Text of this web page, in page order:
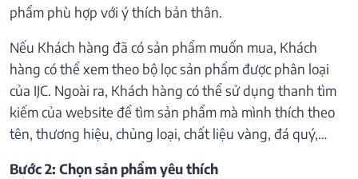
phẩm phù hợp với ý thích bản thân.
Nếu Khách hàng đã có sản phẩm muốn mua, Khách
hàng có thể xem theo bộ lọc sản phẩm được phân loại
của IJC. Ngoài ra, Khách hàng có thể sử dụng thanh tìm
kiếm của website để tìm sản phẩm mà mình thích theo
tên, thương hiệu, chủng loại, chất liệu vàng, đá quý,…
Bước 2: Chọn sản phẩm yêu thích